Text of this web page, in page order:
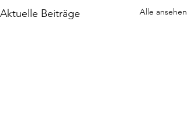
Aktuelle Beiträge Alle ansehen